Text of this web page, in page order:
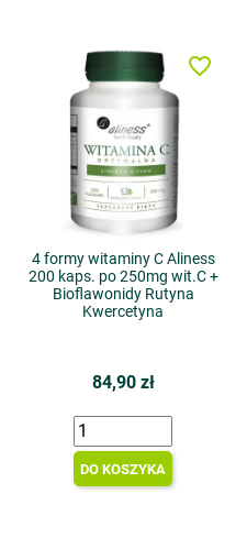
4 formy witaminy C Aliness
200 kaps. po 250mg wit.C +
Bioflawonidy Rutyna
Kwercetyna
84,90 zł
DO KOSZYKA
favorite_border